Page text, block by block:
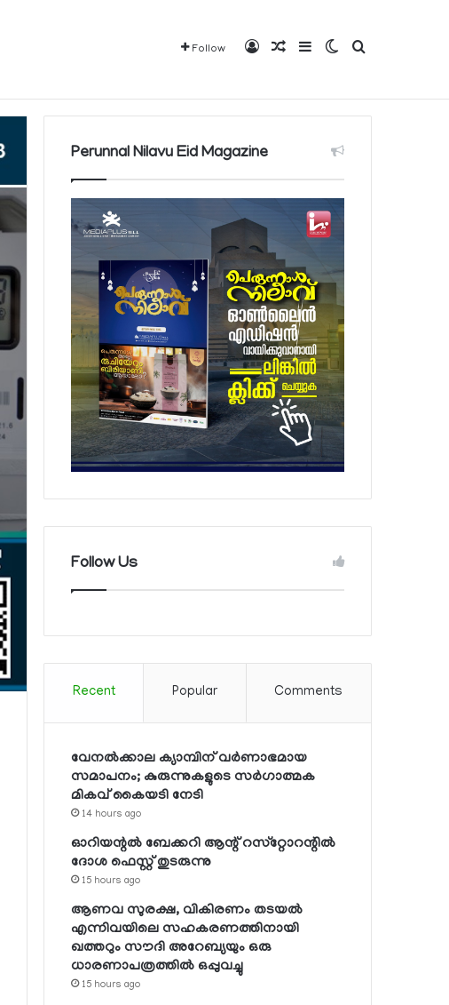
Follow Log InRandom Article
SidebarSwitch skin
Search for
Perunnal Nilavu Eid Magazine
Follow Us
Recent Popular Comments
വേനല്‍ക്കാല ക്യാമ്പിന് വര്‍ണാഭമായ
സമാപനം; കുരുന്നുകളുടെ സര്‍ഗാത്മക
മികവ് കൈയടി നേടി
14 hours ago
ഓറിയന്റല്‍ ബേക്കറി ആന്റ് റസ്‌റ്റോറന്റില്‍
ദോശ ഫെസ്റ്റ് തുടരുന്നു
15 hours ago
ആണവ സുരക്ഷ, വികിരണം തടയല്‍
എന്നിവയിലെ സഹകരണത്തിനായി
ഖത്തറും സൗദി അറേബ്യയും ഒരു
ധാരണാപത്രത്തില്‍ ഒപ്പുവച്ചു
15 hours ago